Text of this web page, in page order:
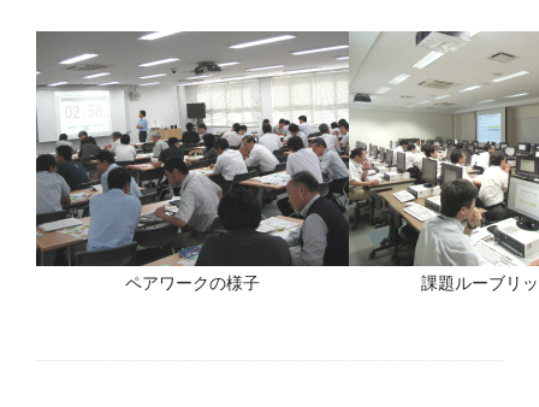
ペアワークの様子 課題ルーブリ